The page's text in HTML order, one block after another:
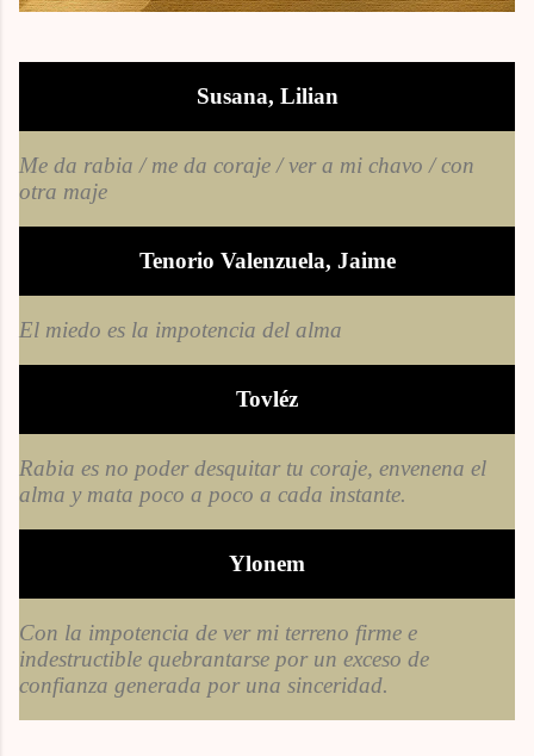
Susana, Lilian
Me da rabia / me da coraje / ver a mi chavo / con
otra maje
Tenorio Valenzuela, Jaime
El miedo es la impotencia del alma
Tovléz
Rabia es no poder desquitar tu coraje, envenena el
alma y mata poco a poco a cada instante.
Ylonem
Con la impotencia de ver mi terreno firme e
indestructible quebrantarse por un exceso de
confianza generada por una sinceridad.